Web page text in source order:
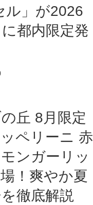
ル」が2026
都内限定発
丘 8月限定
ッペリーニ 赤
ンガーリッ
！爽やか夏
徹底解説